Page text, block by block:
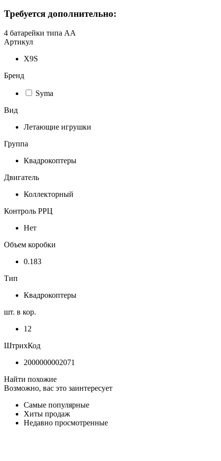
Требуется дополнительно:
4 батарейки типа АА
Артикул
X9S
Бренд
Syma
Вид
Летающие игрушки
Группа
Квадрокоптеры
Двигатель
Коллекторный
Контроль РРЦ
Нет
Объем коробки
0.183
Тип
Квадрокоптеры
шт. в кор.
12
ШтрихКод
2000000002071
Найти похожие
Возможно, вас это заинтересует
Самые популярные
Хиты продаж
Недавно просмотренные